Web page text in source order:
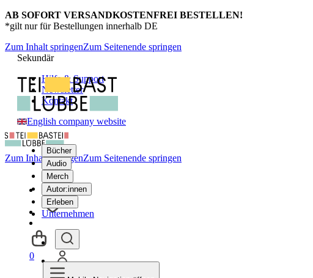
AB SOFORT VERSANDKOSTENFREI BESTELLEN!
*gilt nur für Bestellungen innerhalb DE
Zum Inhalt springenZum Seitenende springen
Sekundär
Hilfe & Support
Newsletter
Kontakt
English company website
Bücher
Audio
Merch
Autor:innen
Erleben
Unternehmen
Zum Inhalt springenZum Seitenende springen
0